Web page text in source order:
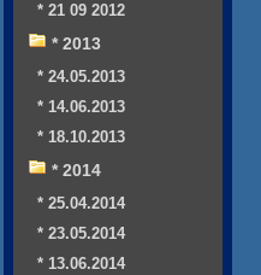
* 21 09 2012
* 2013
* 24.05.2013
* 14.06.2013
* 18.10.2013
* 2014
* 25.04.2014
* 23.05.2014
* 13.06.2014